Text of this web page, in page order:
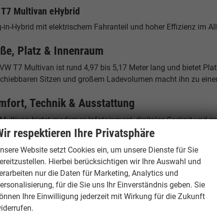
T7 Multivan eHybrid
in-Hybrid mit elektrischem Fahranteil und hoher Effizienz im
Platz & Innenraum
T7 Multivan ist rund 4,97 bis 5,17 Meter lang und bietet
Sitzen und großem Ladevolumen macht ihn zu
Technik & Ausstattung
bietet modernes Infotainment, digitales Cockpit und
und innovative Technologien sorgen für maximalen
der VW T7 Multivan als Reimport
EU Neuwagen werden in verschiedenen
profitieren Sie von diesen Preisunterschieden – bei
Hamburg – Ihr Ansprechpartner
respektieren Ihre Privatsphäre
Website setzt Cookies ein, um unsere Dienste für Sie
Hierbei berücksichtigen wir Ihre Auswahl und
nur die Daten für Marketing, Analytics und
für die Sie uns Ihr Einverständnis geben. Sie
Ihre Einwilligung jederzeit mit Wirkung für die Zukunft